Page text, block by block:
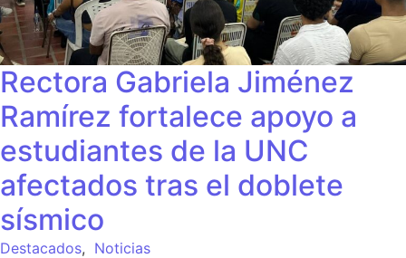
Rectora Gabriela Jiménez
Ramírez fortalece apoyo a
estudiantes de la UNC
afectados tras el doblete
sísmico
Destacados, Noticias